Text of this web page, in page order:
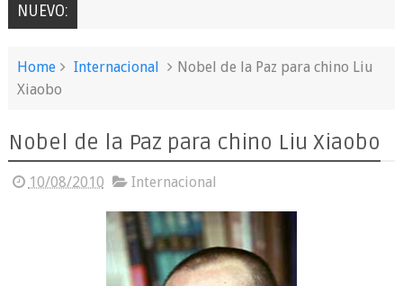
NUEVO:
Home Internacional
Nobel de la Paz para chino Liu
Xiaobo
Nobel de la Paz para chino Liu Xiaobo
10/08/2010 Internacional